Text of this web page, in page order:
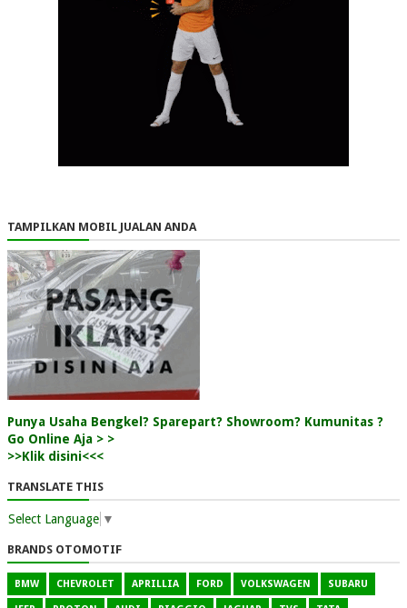
TAMPILKAN MOBIL JUALAN ANDA
Punya Usaha Bengkel? Sparepart? Showroom? Kumunitas ?
Go Online Aja > >
>>Klik disini<<<
TRANSLATE THIS
Select Language ▼
BRANDS OTOMOTIF
BMW CHEVROLET APRILLIA FORD VOLKSWAGEN SUBARU